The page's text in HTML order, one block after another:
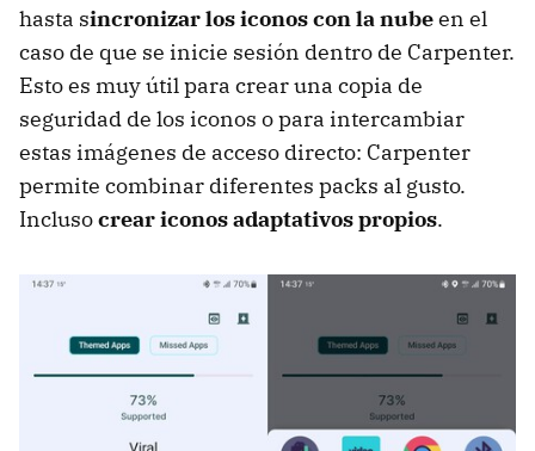
hasta sincronizar los iconos con la nubeen el
caso de que se inicie sesión dentro de Carpenter.
Esto es muy útil para crear una copia de
seguridad de los iconos o para intercambiar
estas imágenes de acceso directo: Carpenter
permite combinar diferentes packs al gusto.
Inclusocrear iconos adaptativos propios.